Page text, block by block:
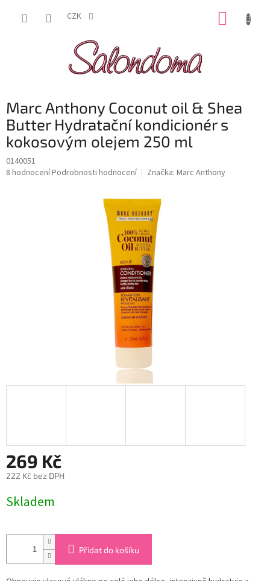
CZK
Marc Anthony Coconut oil & Shea
Butter Hydratační kondicionér s
kokosovým olejem 250 ml
0140051
Průměrné
8 hodnoceníPodrobnosti hodnocení Značka: Marc Anthony
269 Kč
222 Kč bez DPH
cena:
Skladem
Přidat do košíku